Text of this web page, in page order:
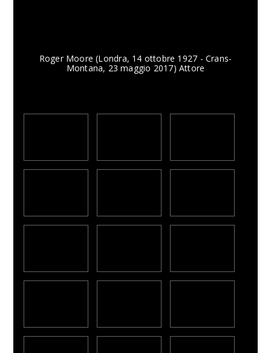
Roger Moore (Londra, 14 ottobre 1927 - Crans-
Montana, 23 maggio 2017) Attore